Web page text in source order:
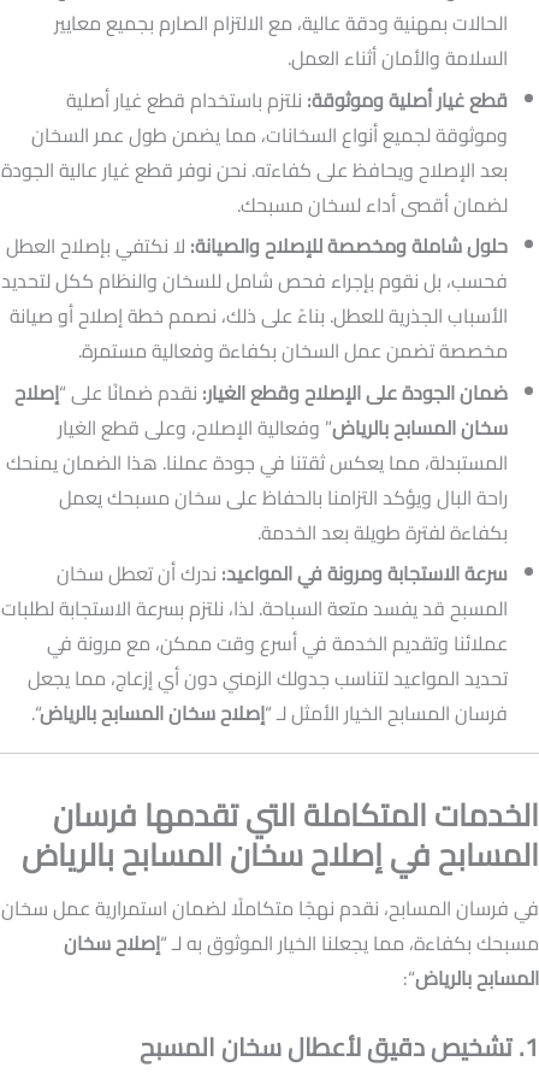
الحالات بمهنية ودقة عالية، مع الالتزام الصارم بجميع معايير
السلامة والأمان أثناء العمل.
قطع غيار أصلية وموثوقة: نلتزم باستخدام قطع غيار أصلية
وموثوقة لجميع أنواع السخانات، مما يضمن طول عمر السخان
بعد الإصلاح ويحافظ على كفاءته. نحن نوفر قطع غيار عالية الجودة
لضمان أقصى أداء لسخان مسبحك.
حلول شاملة ومخصصة للإصلاح والصيانة: لا نكتفي بإصلاح العطل
فحسب، بل نقوم بإجراء فحص شامل للسخان والنظام ككل لتحديد
الأسباب الجذرية للعطل. بناءً على ذلك، نصمم خطة إصلاح أو صيانة
مخصصة تضمن عمل السخان بكفاءة وفعالية مستمرة.
ضمان الجودة على الإصلاح وقطع الغيار: نقدم ضمانًا على “إصلاح
سخان المسابح بالرياض” وفعالية الإصلاح، وعلى قطع الغيار
المستبدلة، مما يعكس ثقتنا في جودة عملنا. هذا الضمان يمنحك
راحة البال ويؤكد التزامنا بالحفاظ على سخان مسبحك يعمل
بكفاءة لفترة طويلة بعد الخدمة.
سرعة الاستجابة ومرونة في المواعيد: ندرك أن تعطل سخان
المسبح قد يفسد متعة السباحة. لذا، نلتزم بسرعة الاستجابة لطلبات
عملائنا وتقديم الخدمة في أسرع وقت ممكن، مع مرونة في
تحديد المواعيد لتناسب جدولك الزمني دون أي إزعاج، مما يجعل
فرسان المسابح الخيار الأمثل لـ “إصلاح سخان المسابح بالرياض“.
الخدمات المتكاملة التي تقدمها فرسان
المسابح في إصلاح سخان المسابح بالرياض
في فرسان المسابح، نقدم نهجًا متكاملًا لضمان استمرارية عمل سخان
مسبحك بكفاءة، مما يجعلنا الخيار الموثوق به لـ “إصلاح سخان
المسابح بالرياض“:
1. تشخيص دقيق لأعطال سخان المسبح